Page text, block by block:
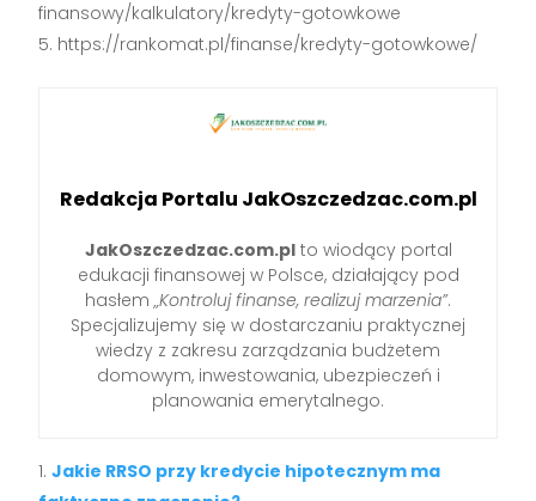
finansowy/kalkulatory/kredyty-gotowkowe
https://rankomat.pl/finanse/kredyty-gotowkowe/
Redakcja Portalu JakOszczedzac.com.pl
JakOszczedzac.com.plto wiodący portal
edukacji finansowej w Polsce, działający pod
hasłem „Kontroluj finanse, realizuj marzenia”.
Specjalizujemy się w dostarczaniu praktycznej
wiedzy z zakresu zarządzania budżetem
domowym, inwestowania, ubezpieczeń i
planowania emerytalnego.
Jakie RRSO przy kredycie hipotecznym ma